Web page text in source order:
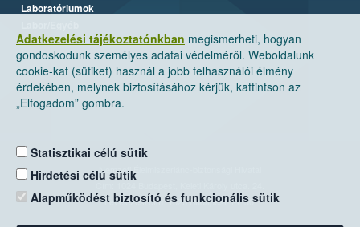
Adatkezelési tájékoztatónkban megismerheti, hogyan
gondoskodunk személyes adatai védelméről. Weboldalunk
cookie-kat (sütiket) használ a jobb felhasználói élmény
érdekében, melynek biztosításához kérjük, kattintson az
„Elfogadom” gombra.
Statisztikai célú sütik
Hirdetési célú sütik
Alapműködést biztosító és funkcionális sütik
Laboratóriumok
Nemzeti Élelmiszerlánc-biztonsági Hivatal
Levelezési cím: 1525 Budapest. Pf. 30.